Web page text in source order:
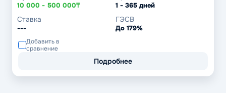
10 000 - 500 000₸ 1 - 365 дней
Ставка
---
ГЭСВ
До 179%
Добавить в
сравнение
Подробнее